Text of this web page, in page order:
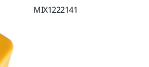
MIX1222141